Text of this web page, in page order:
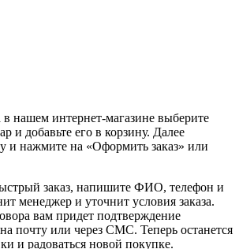
нашем интернет-магазине выберите
и добавьте его в корзину. Далее
и нажмите на «Оформить заказ» или
заказ, напишите ФИО, телефон и
менеджер и уточнит условия заказа.
вам придет подтверждение
почту или через СМС. Теперь останется
и радоваться новой покупке.